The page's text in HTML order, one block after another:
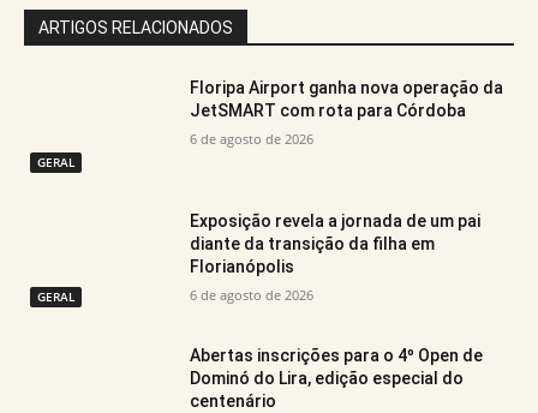
ARTIGOS RELACIONADOS
GERAL
Floripa Airport ganha nova operação da
JetSMART com rota para Córdoba
6 de agosto de 2026
GERAL
Exposição revela a jornada de um pai
diante da transição da filha em
Florianópolis
6 de agosto de 2026
Abertas inscrições para o 4º Open de
Dominó do Lira, edição especial do
centenário